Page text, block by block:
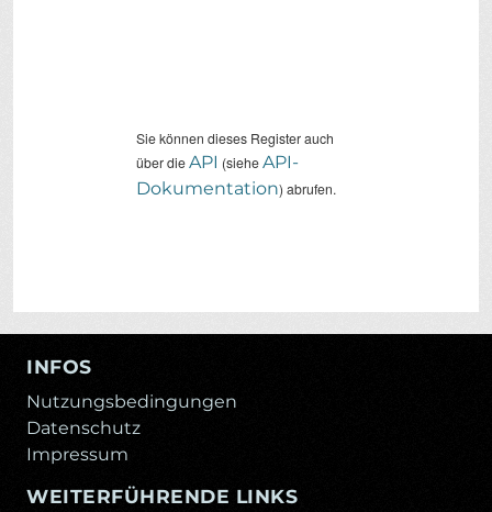
Sie können dieses Register auch
über dieAPI (sieheAPI-
Dokumentation) abrufen.
INFOS
Nutzungsbedingungen
Datenschutz
Impressum
WEITERFÜHRENDE LINKS